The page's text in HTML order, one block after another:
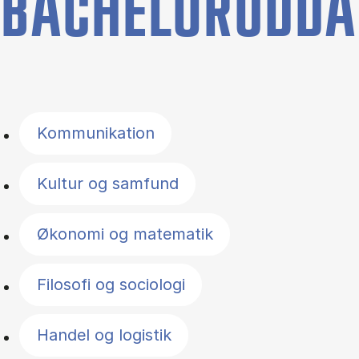
Kommunikation
Kultur og samfund
Økonomi og matematik
Filosofi og sociologi
Handel og logistik